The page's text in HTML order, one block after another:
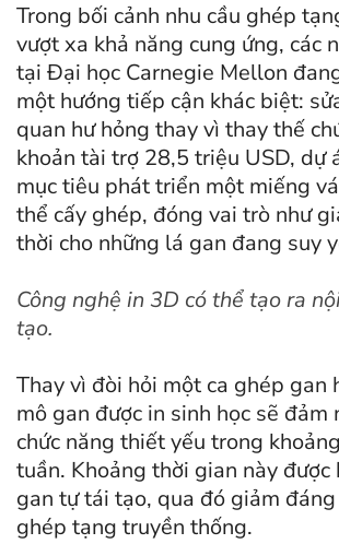
Trong bối cảnh nhu cầu ghép
vượt xa khả năng cung ứng, các
tại Đại học Carnegie Mellon
một hướng tiếp cận khác biệt:
quan hư hỏng thay vì thay thế
khoản tài trợ 28,5 triệu USD, dự
mục tiêu phát triển một miếng
thể cấy ghép, đóng vai trò như
thời cho những lá gan đang suy
Công nghệ in 3D có thể tạo ra
tạo.
Thay vì đòi hỏi một ca ghép gan
mô gan được in sinh học sẽ đảm
chức năng thiết yếu trong
tuần. Khoảng thời gian này được
gan tự tái tạo, qua đó giảm đáng
ghép tạng truyền thống.